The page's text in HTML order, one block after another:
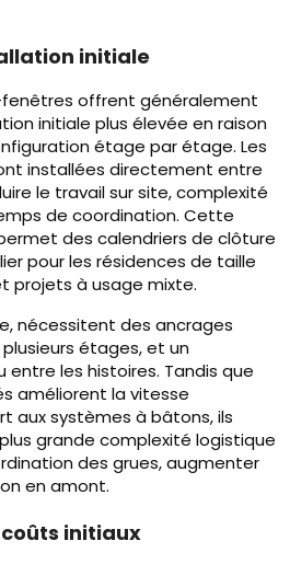
initiale
offrent généralement
initiale plus élevée en raison
étage par étage. Les
installées directement entre
le travail sur site, complexité
de coordination. Cette
des calendriers de clôture
pour les résidences de taille
projets à usage mixte.
nécessitent des ancrages
étages, et un
les histoires. Tandis que
améliorent la vitesse
aux systèmes à bâtons, ils
grande complexité logistique
des grues, augmenter
en amont.
initiaux